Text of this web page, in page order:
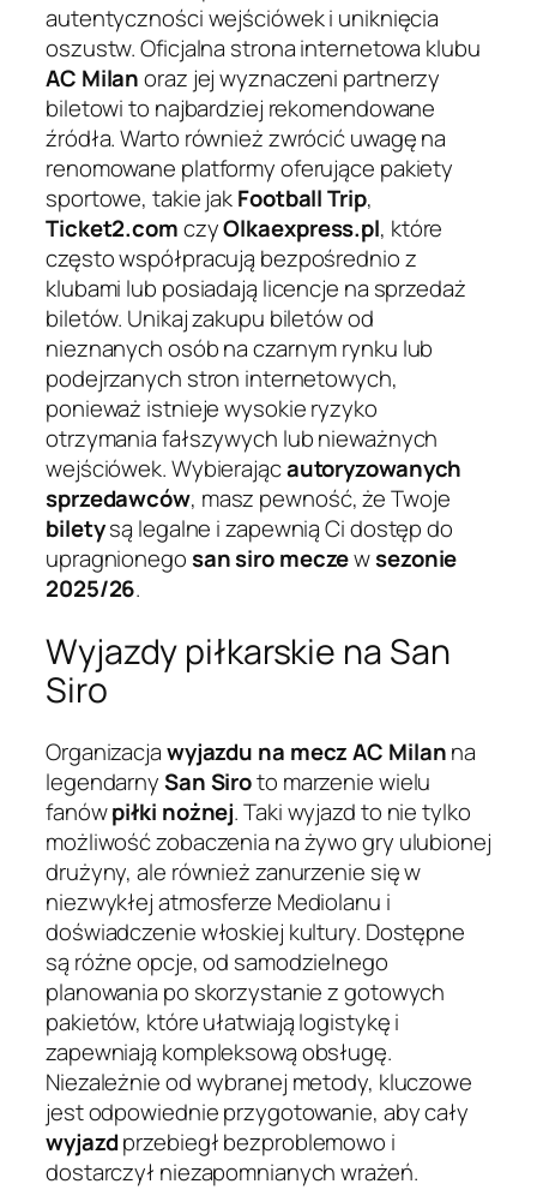
autentyczności wejściówek i uniknięcia
oszustw. Oficjalna strona internetowa klubu
AC Milanoraz jej wyznaczeni partnerzy
biletowi to najbardziej rekomendowane
źródła. Warto również zwrócić uwagę na
renomowane platformy oferujące pakiety
sportowe, takie jakFootball Trip,
Ticket2.comczyOlkaexpress.pl, które
często współpracują bezpośrednio z
klubami lub posiadają licencje na sprzedaż
biletów. Unikaj zakupu biletów od
nieznanych osób na czarnym rynku lub
podejrzanych stron internetowych,
ponieważ istnieje wysokie ryzyko
otrzymania fałszywych lub nieważnych
wejściówek. Wybierającautoryzowanych
sprzedawców, masz pewność, że Twoje
biletysą legalne i zapewnią Ci dostęp do
upragnionegosan siro meczewsezonie
2025/26.
Wyjazdy piłkarskie na San
Siro
Organizacjawyjazdu na mecz AC Milanna
legendarnySan Siroto marzenie wielu
fanówpiłki nożnej. Taki wyjazd to nie tylko
możliwość zobaczenia na żywo gry ulubionej
drużyny, ale również zanurzenie się w
niezwykłej atmosferze Mediolanu i
doświadczenie włoskiej kultury. Dostępne
są różne opcje, od samodzielnego
planowania po skorzystanie z gotowych
pakietów, które ułatwiają logistykę i
zapewniają kompleksową obsługę.
Niezależnie od wybranej metody, kluczowe
jest odpowiednie przygotowanie, aby cały
wyjazdprzebiegł bezproblemowo i
dostarczył niezapomnianych wrażeń.